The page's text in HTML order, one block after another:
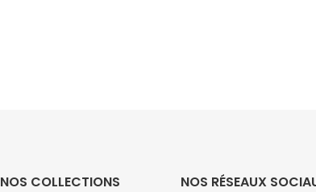
NOS COLLECTIONS NOS RÉSEAUX